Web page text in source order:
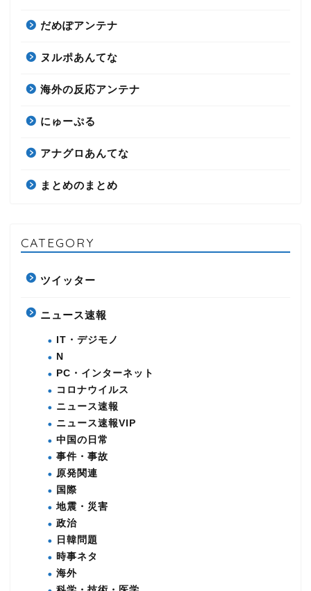
だめぽアンテナ
ヌルポあんてな
海外の反応アンテナ
にゅーぷる
アナグロあんてな
まとめのまとめ
CATEGORY
ツイッター
ニュース速報
IT・デジモノ
N
PC・インターネット
コロナウイルス
ニュース速報
ニュース速報VIP
中国の日常
事件・事故
原発関連
国際
地震・災害
政治
日韓問題
時事ネタ
海外